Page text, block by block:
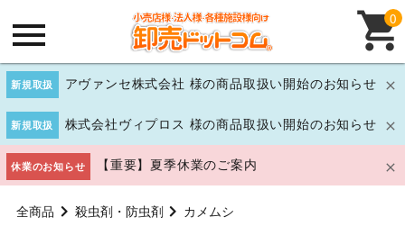
新規取扱 アヴァンセ株式会社 様の商品取扱い開始のお知らせ
新規取扱 株式会社ヴィプロス 様の商品取扱い開始のお知らせ
休業のお知らせ 【重要】夏季休業のご案内
0
全商品 殺虫剤・防虫剤 カメムシ